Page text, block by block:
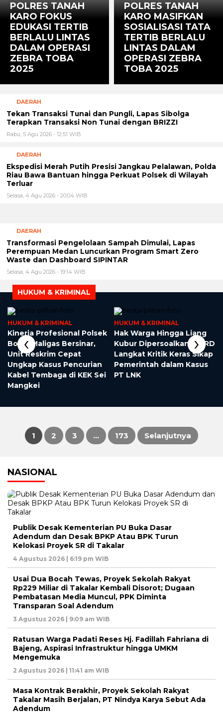
POLRES TANAH
KARO FOKUS
EDUKASI TERTIB
BERLALU LINTAS
DALAM OPERASI
ZEBRA TOBA
2025
POLRES TANAH
KARO MASIFKAN
SOSIALISASI TATA
TERTIB BERLALU
LINTAS DALAM
OPERASI ZEBRA
TOBA 2025
DAERAH
Tekan Transaksi Tunai dan Pungli, Lapas Sibolga
Terapkan Transaksi Non Tunai dengan BRIZZI
Rabu, 5 Agu 2026 - 12:51 WIB
DAERAH
Ekspedisi Merah Putih Presisi Jangkau Pelalawan, Polda
Riau Bawa Bantuan hingga Perkuat Polsek di Wilayah
Terluar
Selasa, 4 Agu 2026 - 20:04 WIB
DAERAH
Transformasi Pengelolaan Sampah Dimulai, Lapas
Perempuan Medan Luncurkan Program Smart Zero
Waste dan Dashboard SIPINTAR
Selasa, 4 Agu 2026 - 19:14 WIB
HUKUM & KRIMINAL
HUKUM & KRIMINAL
Kinerja Profesional Polsek
Bosar Maligas Bersinar,
Unit Reskrim Cepat
Ungkap Kasus Pencurian
Kabel Tembaga di KEK Sei
Mangkei
HUKUM & KRIMINAL
Hak Warga Hingga Liang
Kubur Dipersoalkan, DPRD
Langkat Kritik Keras Sikap
Pemerintah dalam Kasus
PT LNK
‹ ›
Paginasi
pos
1 2 3 … 173 Selanjutnya
NASIONAL
Publik Desak Kementerian PU Buka Dasar
Adendum dan Desak BPKP Atau BPK Turun
Kelokasi Proyek SR di Takalar
4 Agustus 2026 | 6:19 pm WIB
Usai Dua Bocah Tewas, Proyek Sekolah Rakyat
Rp229 Miliar di Takalar Kembali Disorot; Dugaan
Pembatasan Media Muncul, PPK Diminta
Transparan Soal Adendum
3 Agustus 2026 | 9:09 am WIB
Ratusan Warga Padati Reses Hj. Fadillah Fahriana di
Bajeng, Aspirasi Infrastruktur hingga UMKM
Mengemuka
2 Agustus 2026 | 11:41 am WIB
Masa Kontrak Berakhir, Proyek Sekolah Rakyat
Takalar Masih Berjalan, PT Nindya Karya Sebut Ada
Adendum